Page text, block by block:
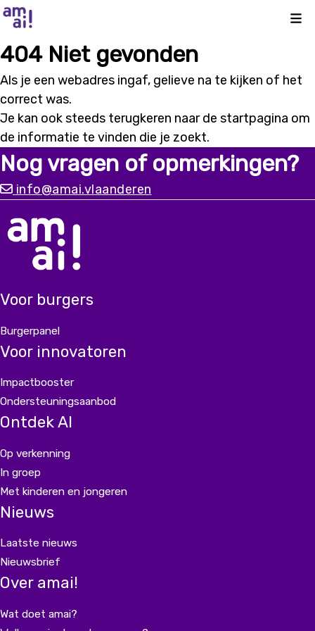
404 Niet gevonden
Als je een webadres ingaf, gelieve na te kijken of het
correct was.
Je kan ook steeds terugkeren naar de startpagina om
de informatie te vinden die je zoekt.
Nog vragen of opmerkingen?
info@amai.vlaanderen
Voor burgers
Burgerpanel
Voor innovatoren
Impactbooster
Ondersteuningsaanbod
Ontdek AI
Op verkenning
In groep
Met kinderen en jongeren
Nieuws
Laatste nieuws
Nieuwsbrief
Over amai!
Wat doet amai?